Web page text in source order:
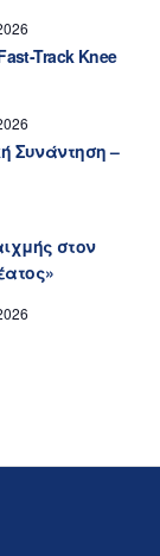
Track Knee
Συνάντηση –
στον